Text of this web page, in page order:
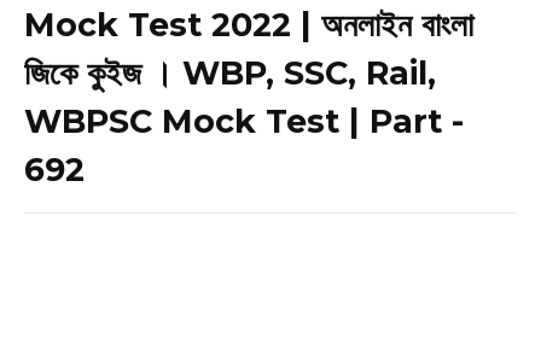
Mock Test 2022 | অনলাইন বাংলা
জিকে কুইজ । WBP, SSC, Rail,
WBPSC Mock Test | Part -
692